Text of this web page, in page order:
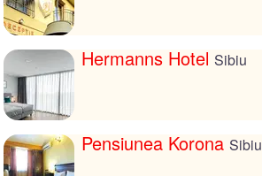
Hermanns Hotel Sibiu
Pensiunea Korona Sibiu